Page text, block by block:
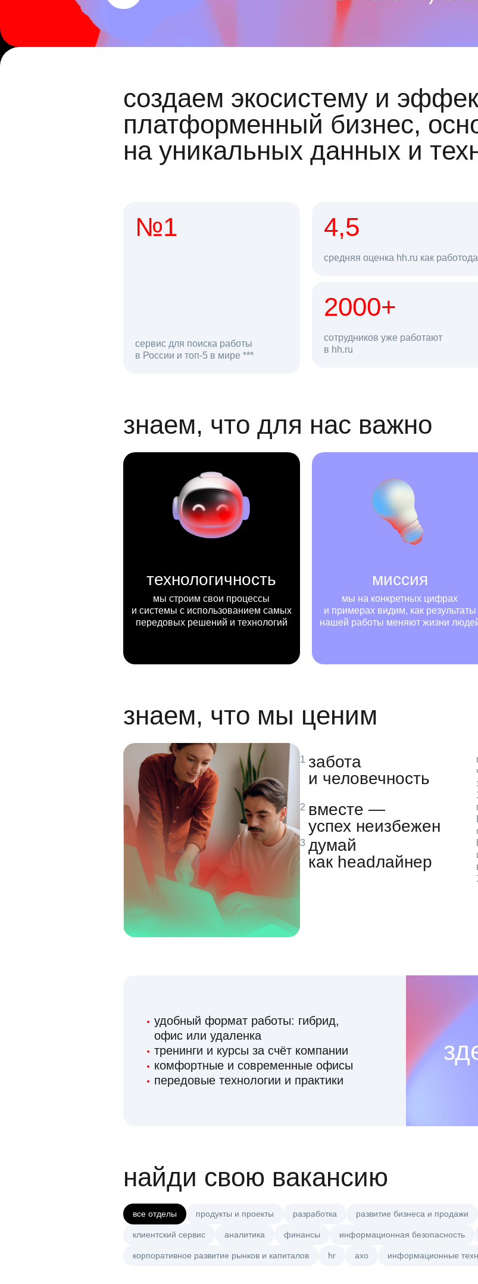
создаем экосистему и
платформенный бизнес,
на уникальных данных и
№1
сервис для поиска работы
в России и топ-5 в мире ***
откликов на вакансии
4,5
средняя оценка hh.ru как
2000+
сотрудников уже работают
в hh.ru
68 млн
знаем, что для нас важно
технологичность
мы строим свои процессы
и системы с использованием самых
передовых решений и технологий
миссия
мы на конкретных цифрах
и примерах видим, как результаты
нашей работы меняют жизни
знаем, что мы ценим
забота
и человечность
вместе —
успех неизбежен
думай
как headлайнер
удобный формат работы: гибрид,
офис или удаленка
тренинги и курсы за счёт компании
комфортные и современные офисы
передовые технологии и практики
найди свою вакансию
все отделы продукты и проекты разработка развитие бизнеса и продажи
клиентский сервис аналитика финансы информационная безопасность
корпоративное развитие рынков и капиталов hr axo информационные